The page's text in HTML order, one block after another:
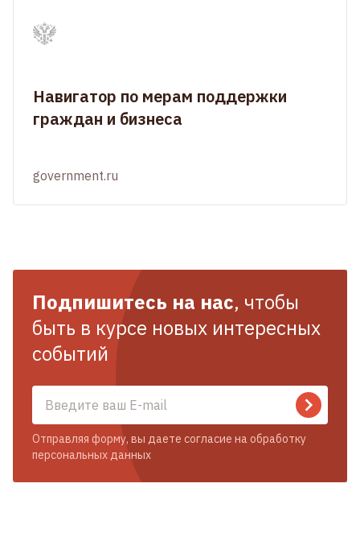
Навигатор по мерам поддержки
граждан и бизнеса
government.ru
Подпишитесь на нас, чтобы
быть в курсе новых интересных
событий
Отправляя форму, вы даете согласие на обработку
персональных данных